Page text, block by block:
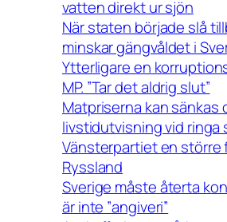
vatten direkt ur sjön
När staten började slå
minskar gängvåldet i
Ytterligare en
MP. ”Tar det aldrig slut”
Matpriserna kan sänkas
livstidutvisning vid ringa
Vänsterpartiet en större
Ryssland
Sverige måste återta
är inte ”angiveri”